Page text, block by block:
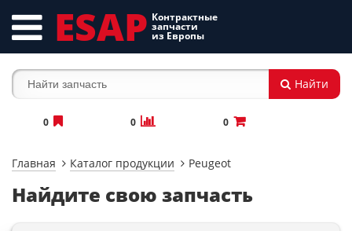
ESAP Контрактные
запчасти
из Европы
Найти
0 0 0
Главная Каталог продукции Peugeot
Найдите свою запчасть